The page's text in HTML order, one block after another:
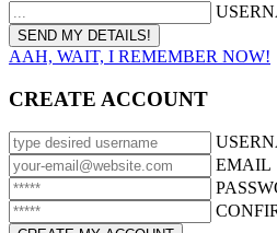
AAH, WAIT, I REMEMBER NOW!
CREATE ACCOUNT
EMAIL